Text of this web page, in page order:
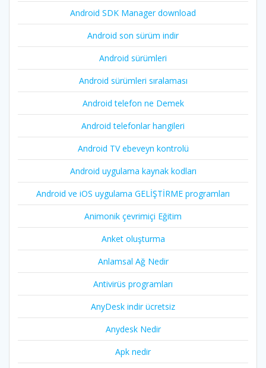
Android SDK Manager download
Android son sürüm indir
Android sürümleri
Android sürümleri sıralaması
Android telefon ne Demek
Android telefonlar hangileri
Android TV ebeveyn kontrolü
Android uygulama kaynak kodları
Android ve iOS uygulama GELİŞTİRME programları
Animonik çevrimiçi Eğitim
Anket oluşturma
Anlamsal Ağ Nedir
Antivirüs programları
AnyDesk indir ücretsiz
Anydesk Nedir
Apk nedir